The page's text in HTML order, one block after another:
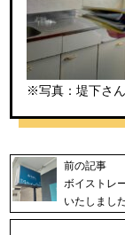
※写真：堤下さん
前の記事
ボイストレ
いたしまし